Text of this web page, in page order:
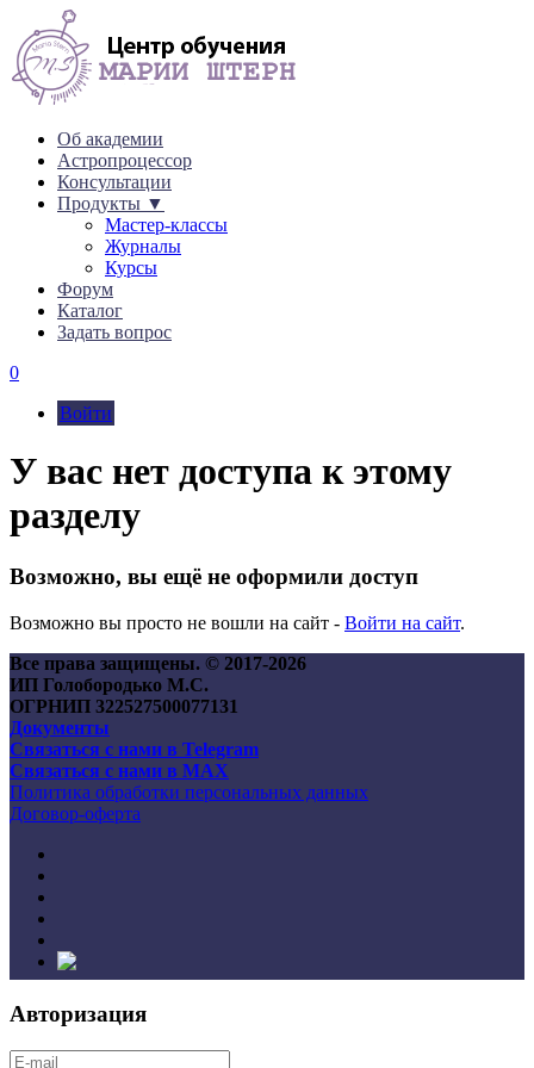
Об академии
Астропроцессор
Консультации
Продукты ▼
Мастер-классы
Журналы
Курсы
Форум
Каталог
Задать вопрос
0
Войти
У вас нет доступа к этому
разделу
Возможно, вы ещё не оформили доступ
Возможно вы просто не вошли на сайт - Войти на сайт.
Все права защищены. © 2017-2026
ИП Голобородько М.С.
ОГРНИП 322527500077131
Документы
Связаться с нами в Telegram
Связаться с нами в MAX
Политика обработки персональных данных
Договор-оферта
Авторизация